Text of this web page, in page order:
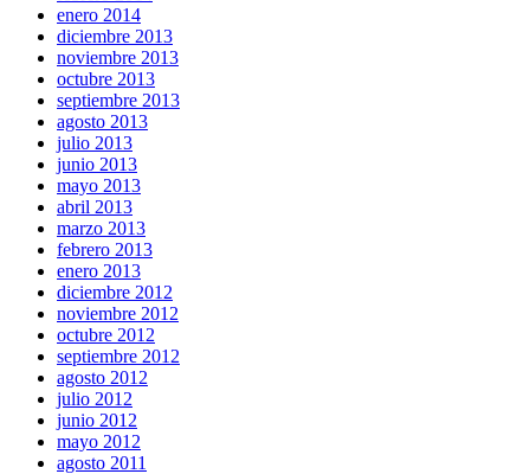
enero 2014
diciembre 2013
noviembre 2013
octubre 2013
septiembre 2013
agosto 2013
julio 2013
junio 2013
mayo 2013
abril 2013
marzo 2013
febrero 2013
enero 2013
diciembre 2012
noviembre 2012
octubre 2012
septiembre 2012
agosto 2012
julio 2012
junio 2012
mayo 2012
agosto 2011